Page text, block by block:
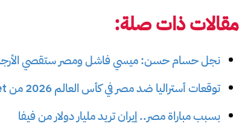
مقالات ذات صلة:
نجل حسام حسن: ميسي فاشل ومصر ستقصي
توقعات أستراليا ضد مصر في كأس العالم 2026 من 1xbet
بسبب مباراة مصر.. إيران تريد مليار دولار من فيفا